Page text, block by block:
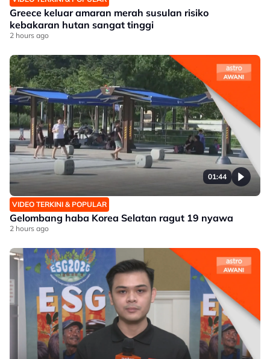
Greece keluar amaran merah susulan risiko
kebakaran hutan sangat tinggi
2 hours ago
01:44
VIDEO TERKINI & POPULAR
Gelombang haba Korea Selatan ragut 19 nyawa
2 hours ago